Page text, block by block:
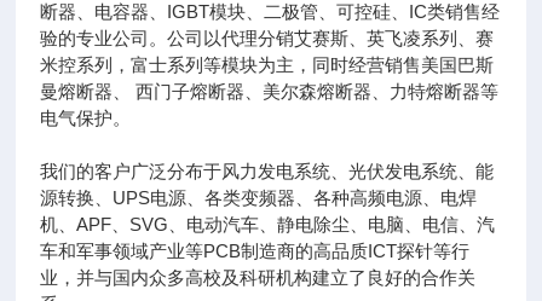
断器、电容器、IGBT模块、二极管、可控硅、IC类销售经
验的专业公司。公司以代理分销艾赛斯、英飞凌系列、赛
米控系列，富士系列等模块为主，同时经营销售美国巴斯
曼熔断器、 西门子熔断器、美尔森熔断器、力特熔断器等
电气保护。
我们的客户广泛分布于风力发电系统、光伏发电系统、能
源转换、UPS电源、各类变频器、各种高频电源、电焊
机、APF、SVG、电动汽车、静电除尘、电脑、电信、汽
车和军事领域产业等PCB制造商的高品质ICT探针等行
业，并与国内众多高校及科研机构建立了良好的合作关